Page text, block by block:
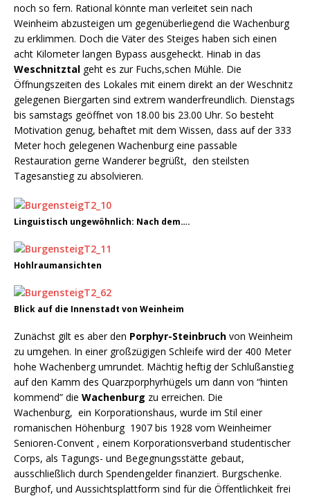
noch so fern. Rational könnte man verleitet sein nach
Weinheim abzusteigen um gegenüberliegend die Wachenburg
zu erklimmen. Doch die Väter des Steiges haben sich einen
acht Kilometer langen Bypass ausgeheckt. Hinab in das
Weschnitztal geht es zur Fuchs,schen Mühle. Die
Öffnungszeiten des Lokales mit einem direkt an der Weschnitz
gelegenen Biergarten sind extrem wanderfreundlich. Dienstags
bis samstags geöffnet von 18.00 bis 23.00 Uhr. So besteht
Motivation genug, behaftet mit dem Wissen, dass auf der 333
Meter hoch gelegenen Wachenburg eine passable
Restauration gerne Wanderer begrüßt, den steilsten
Tagesanstieg zu absolvieren.
Linguistisch ungewöhnlich: Nach dem….
Hohlraumansichten
Blick auf die Innenstadt von Weinheim
Zunächst gilt es aber den Porphyr-Steinbruch von Weinheim
zu umgehen. In einer großzügigen Schleife wird der 400 Meter
hohe Wachenberg umrundet. Mächtig heftig der Schlußanstieg
auf den Kamm des Quarzporphyrhügels um dann von “hinten
kommend” die Wachenburg zu erreichen. Die
Wachenburg, ein Korporationshaus, wurde im Stil einer
romanischen Höhenburg 1907 bis 1928 vom Weinheimer
Senioren-Convent , einem Korporationsverband studentischer
Corps, als Tagungs- und Begegnungsstätte gebaut,
ausschließlich durch Spendengelder finanziert. Burgschenke.
Burghof, und Aussichtsplattform sind für die Öffentlichkeit frei